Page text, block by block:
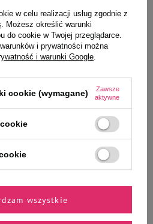
czworonoga
Zabawka dla psa gra strategiczna
23 × 3 cm
26,99 zł
- +
w celu realizacji usług zgodnie z
. Możesz określić warunki
do cookie w Twojej przeglądarce.
i prywatności można
i warunki Google.
cookie (wymagane)
Zawsze
aktywne
wszystkie